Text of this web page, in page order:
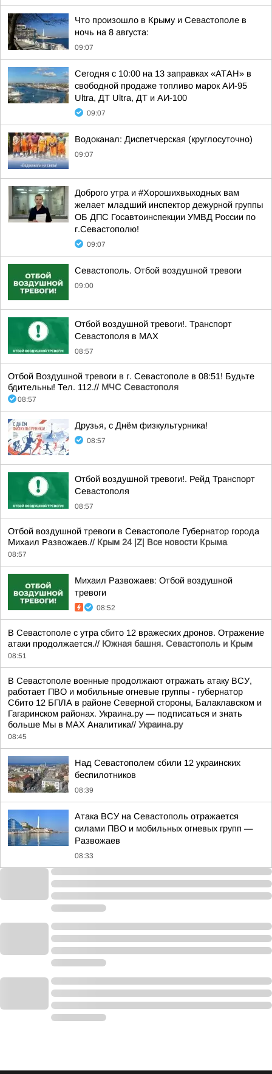
Что произошло в Крыму и Севастополе в
ночь на 8 августа:
09:07
Сегодня с 10:00 на 13 заправках «АТАН» в
свободной продаже топливо марок АИ-95
Ultra, ДТ Ultra, ДТ и АИ-100
09:07
Водоканал: Диспетчерская (круглосуточно)
09:07
Доброго утра и #Хорошихвыходных вам
желает младший инспектор дежурной группы
ОБ ДПС Госавтоинспекции УМВД России по
г.Севастополю!
09:07
Севастополь. Отбой воздушной тревоги
09:00
Отбой воздушной тревоги!. Транспорт
Севастополя в MAX
08:57
Отбой Воздушной тревоги в г. Севастополе в 08:51! Будьте
бдительны! Тел. 112.// МЧС Севастополя
08:57
Друзья, с Днём физкультурника!
08:57
Отбой воздушной тревоги!. Рейд Транспорт
Севастополя
08:57
Отбой воздушной тревоги в Севастополе Губернатор города
Михаил Развожаев.// Крым 24 |Z| Все новости Крыма
08:57
Михаил Развожаев: Отбой воздушной
тревоги
08:52
В Севастополе с утра сбито 12 вражеских дронов. Отражение
атаки продолжается.// Южная башня. Севастополь и Крым
08:51
В Севастополе военные продолжают отражать атаку ВСУ,
работает ПВО и мобильные огневые группы - губернатор
Сбито 12 БПЛА в районе Северной стороны, Балаклавском и
Гагаринском районах. Украина.ру — подписаться и знать
больше Мы в MAX Аналитика// Украина.ру
08:45
Над Севастополем сбили 12 украинских
беспилотников
08:39
Атака ВСУ на Севастополь отражается
силами ПВО и мобильных огневых групп —
Развожаев
08:33